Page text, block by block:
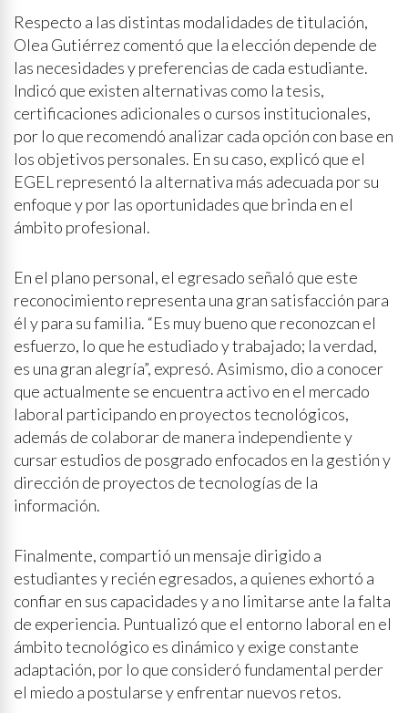
Respecto a las distintas modalidades de titulación,
Olea Gutiérrez comentó que la elección depende de
las necesidades y preferencias de cada estudiante.
Indicó que existen alternativas como la tesis,
certificaciones adicionales o cursos institucionales,
por lo que recomendó analizar cada opción con base en
los objetivos personales. En su caso, explicó que el
EGEL representó la alternativa más adecuada por su
enfoque y por las oportunidades que brinda en el
ámbito profesional.
En el plano personal, el egresado señaló que este
reconocimiento representa una gran satisfacción para
él y para su familia. “Es muy bueno que reconozcan el
esfuerzo, lo que he estudiado y trabajado; la verdad,
es una gran alegría”, expresó. Asimismo, dio a conocer
que actualmente se encuentra activo en el mercado
laboral participando en proyectos tecnológicos,
además de colaborar de manera independiente y
cursar estudios de posgrado enfocados en la gestión y
dirección de proyectos de tecnologías de la
información.
Finalmente, compartió un mensaje dirigido a
estudiantes y recién egresados, a quienes exhortó a
confiar en sus capacidades y a no limitarse ante la falta
de experiencia. Puntualizó que el entorno laboral en el
ámbito tecnológico es dinámico y exige constante
adaptación, por lo que consideró fundamental perder
el miedo a postularse y enfrentar nuevos retos.